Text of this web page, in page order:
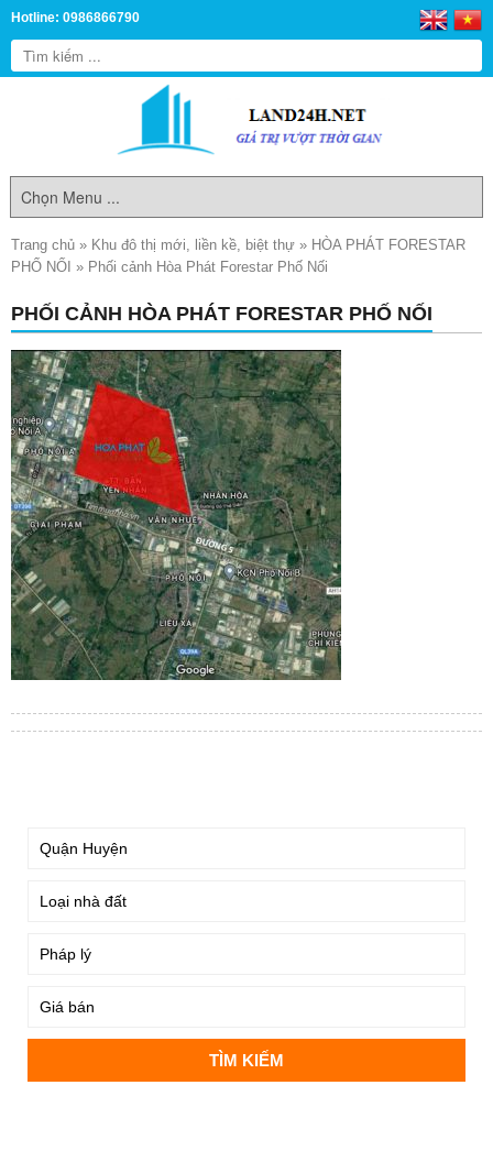
Hotline: 0986866790
Trang chủ » Khu đô thị mới, liền kề, biệt thự » HÒA PHÁT FORESTAR
PHỐ NỐI » Phối cảnh Hòa Phát Forestar Phố Nối
PHỐI CẢNH HÒA PHÁT FORESTAR PHỐ NỐI